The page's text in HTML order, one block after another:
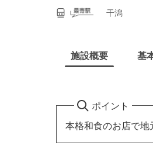
干潟
施設概要 基
ポイント
本格和食のお店で